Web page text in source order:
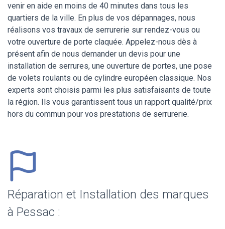
venir en aide en moins de 40 minutes dans tous les
quartiers de la ville. En plus de vos dépannages, nous
réalisons vos travaux de serrurerie sur rendez-vous ou
votre ouverture de porte claquée. Appelez-nous dès à
présent afin de nous demander un devis pour une
installation de serrures, une ouverture de portes, une pose
de volets roulants ou de cylindre européen classique. Nos
experts sont choisis parmi les plus satisfaisants de toute
la région. Ils vous garantissent tous un rapport qualité/prix
hors du commun pour vos prestations de serrurerie.
Réparation et Installation des marques
à Pessac :